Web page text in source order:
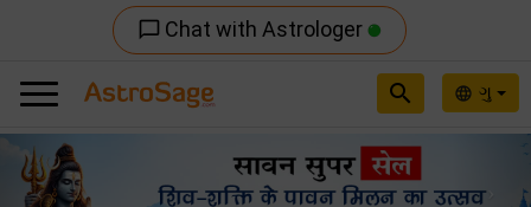
chat_bubble_outline Chat with Astrologer
language ગુ
search
Previous